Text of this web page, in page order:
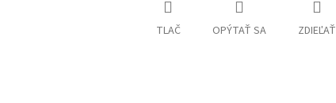
TLAČ OPÝTAŤ SA ZDIEĽAŤ